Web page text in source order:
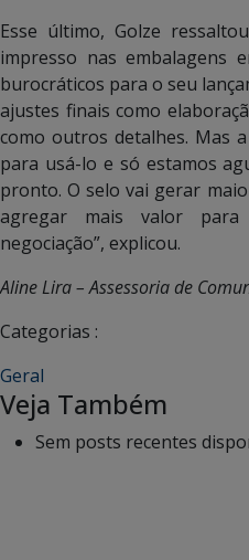
Esse último, Golze
impresso nas embalagens
burocráticos para o seu
ajustes finais como
como outros detalhes. Mas
para usá-lo e só estamos
pronto. O selo vai gerar
agregar mais valor
negociação”, explicou.
Aline Lira – Assessoria de
Categorias :
Geral
Veja Também
Sem posts recentes